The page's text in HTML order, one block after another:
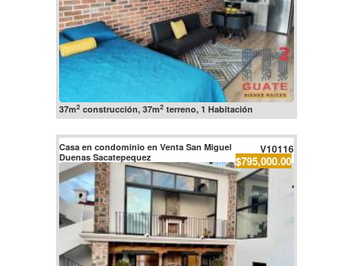
37m2construcción, 37m2terreno, 1 Habitación
Casa en condominio en Venta San Miguel
Duenas Sacatepequez
V10116
$795,000.00